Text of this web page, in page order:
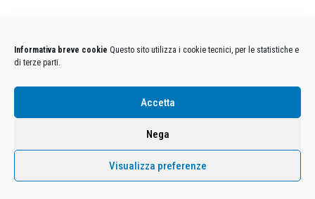
Informativa breve cookie Questo sito utilizza i cookie tecnici, per le statistiche e
di terze parti.
Accetta
Nega
Visualizza preferenze